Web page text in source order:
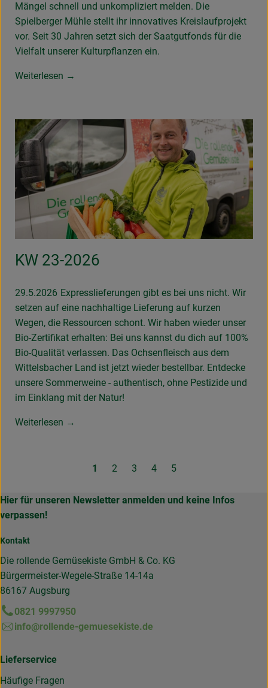
Mängel schnell und unkompliziert melden. Die
Spielberger Mühle stellt ihr innovatives Kreislaufprojekt
vor. Seit 30 Jahren setzt sich der Saatgutfonds für die
Vielfalt unserer Kulturpflanzen ein.
Weiterlesen →
KW 23-2026
29.5.2026 Expresslieferungen gibt es bei uns nicht. Wir
setzen auf eine nachhaltige Lieferung auf kurzen
Wegen, die Ressourcen schont. Wir haben wieder unser
Bio-Zertifikat erhalten: Bei uns kannst du dich auf 100%
Bio-Qualität verlassen. Das Ochsenfleisch aus dem
Wittelsbacher Land ist jetzt wieder bestellbar. Entdecke
unsere Sommerweine - authentisch, ohne Pestizide und
im Einklang mit der Natur!
Weiterlesen →
1 2 3 4 5
Hier für unseren Newsletter anmelden und keine Infos
verpassen!
Kontakt
Die rollende Gemüsekiste GmbH & Co. KG
Bürgermeister-Wegele-Straße 14-14a
86167 Augsburg
0821 9997950
info@rollende-gemuesekiste.de
Lieferservice
Häufige Fragen